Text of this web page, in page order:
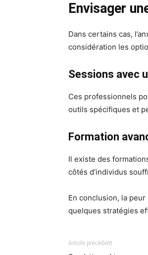
Envisager
Dans certains cas,
considération les
Sessions avec
Ces professionnels
outils spécifiques et
Formation
Il existe des
côtés d’individus
En conclusion, la
quelques stratégies
Article précédent